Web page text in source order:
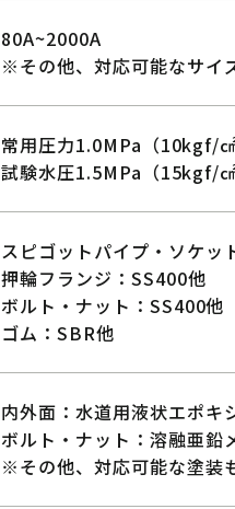
80A~2000A
※その他、対応可能なサイ
常用圧力1.0MPa（10kgf/㎠
試験水圧1.5MPa（15kgf/㎠
スピゴットパイプ・ソケッ
押輪フランジ：SS400他
ボルト・ナット：SS400他
ゴム：SBR他
内外面：水道用液状エポキ
ボルト・ナット：溶融亜鉛
※その他、対応可能な塗装